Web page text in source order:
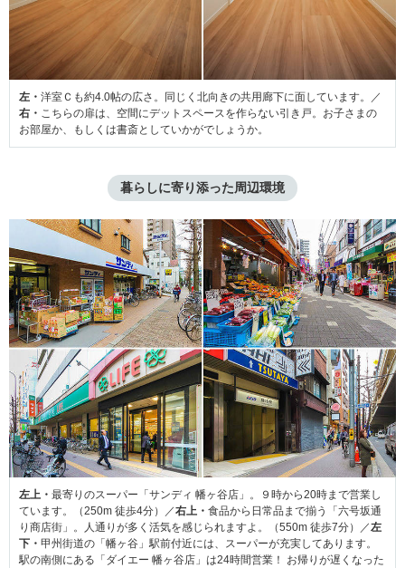
左・ 洋室Ｃも約4.0帖の広さ。同じく北向きの共用廊下に面しています。／
右・ こちらの扉は、空間にデットスペースを作らない引き戸。お子さまの
お部屋か、もしくは書斎としていかがでしょうか。
暮らしに寄り添った周辺環境
左上・ 最寄りのスーパー「サンディ 幡ヶ谷店」。９時から20時まで営業し
ています。（250m 徒歩4分）／右上・ 食品から日常品まで揃う「六号坂通
り商店街」。人通りが多く活気を感じられますよ。（550m 徒歩7分）／左
下・ 甲州街道の「幡ヶ谷」駅前付近には、スーパーが充実してあります。
駅の南側にある「ダイエー 幡ヶ谷店」は24時間営業！ お帰りが遅くなった